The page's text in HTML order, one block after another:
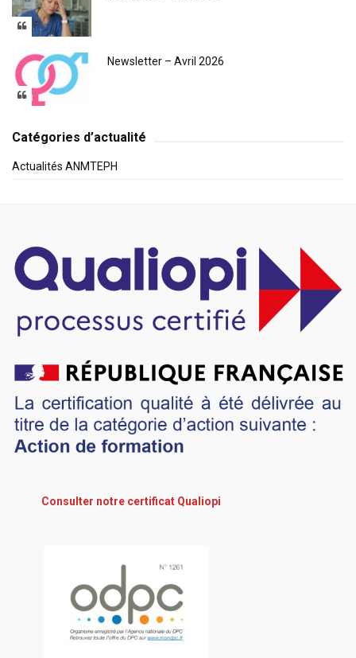
Newsletter – Avril 2026
Catégories d’actualité
Actualités ANMTEPH
Consulter notre certificat Qualiopi